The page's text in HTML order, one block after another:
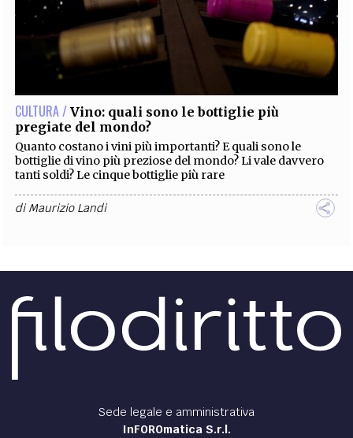
CULTURA / Vino: quali sono le bottiglie più
pregiate del mondo?
Quanto costano i vini più importanti? E quali sono le
bottiglie di vino più preziose del mondo? Li vale davvero
tanti soldi? Le cinque bottiglie più rare
diMaurizio Landi
Sede legale e amministrativa
InFOROmatica S.r.l.